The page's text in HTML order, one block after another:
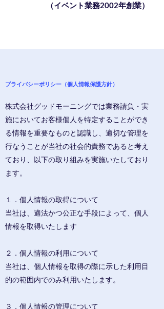
​ （イベント業務2002年創業）
プライバシーポリシー（個人情報保護方針）
株式会社グッドモーニングでは業務請負・実
施においてお客様個人を特定することができ
る情報を重要なものと認識し、適切な管理を
行なうことが当社の社会的責務であると考え
ており、以下の取り組みを実施いたしており
ます。
１．個人情報の取得について
当社は、適法かつ公正な手段によって、個人
情報を取得いたします
２．個人情報の利用について
当社は、個人情報を取得の際に示した利用目
的の範囲内でのみ利用いたします。
３．個人情報の管理について